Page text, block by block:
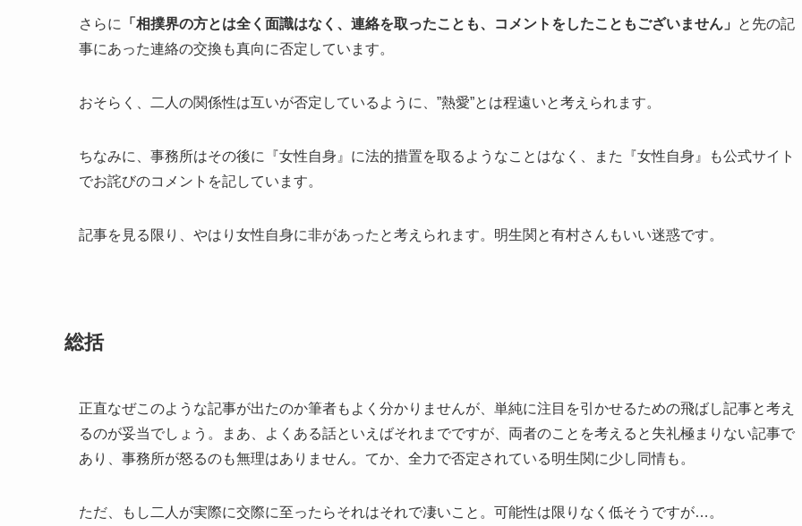
さらに 「相撲界の方とは全く面識はなく、連絡を取ったことも、コメントをしたこともございません」
と先の記
事にあった連絡の交換も真向に否定しています。
おそらく、二人の関係性は互いが否定しているように、”熱愛”とは程遠いと考えられます。
ちなみに、事務所はその後に『女性自身』に法的措置を取るようなことはなく、また『女性自身』も公式サイト
でお詫びのコメントを記しています。
記事を見る限り、やはり女性自身に非があったと考えられます。明生関と有村さんもいい迷惑です。
総括
正直なぜこのような記事が出たのか筆者もよく分かりませんが、単純に注目を引かせるための飛ばし記事と考え
るのが妥当でしょう。まあ、よくある話といえばそれまでですが、両者のことを考えると失礼極まりない記事で
あり、事務所が怒るのも無理はありません。てか、全力で否定されている明生関に少し同情も。
ただ、もし二人が実際に交際に至ったらそれはそれで凄いこと。可能性は限りなく低そうですが…。